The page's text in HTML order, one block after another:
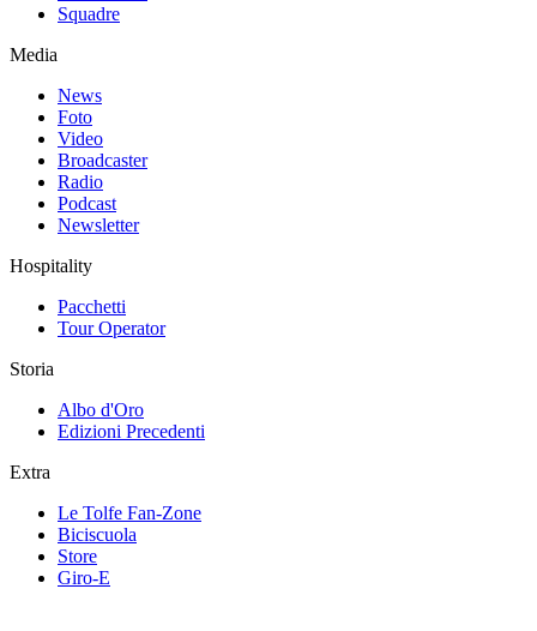
Squadre
Media
News
Foto
Video
Broadcaster
Radio
Podcast
Newsletter
Hospitality
Pacchetti
Tour Operator
Storia
Albo d'Oro
Edizioni Precedenti
Extra
Le Tolfe Fan-Zone
Biciscuola
Store
Giro-E